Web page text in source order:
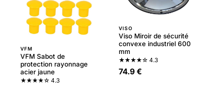
VFM
VFM Sabot de
protection rayonnage
acier jaune
★★★★☆ 4.3
VISO
Viso Miroir de sécurité
convexe industriel 600
mm
★★★★☆ 4.3
74.9 €